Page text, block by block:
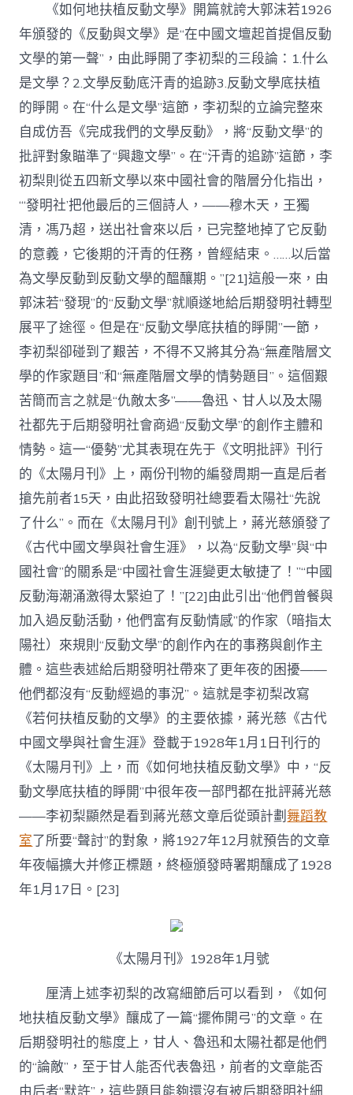
《如何地扶植反動文學》開篇就誇大郭沫若1926
年頒發的《反動與文學》是“在中國文壇起首提倡反動
文學的第一聲”，由此睜開了李初梨的三段論：1.什么
是文學？2.文學反動底汗青的追跡3.反動文學底扶植
的睜開。在“什么是文學”這節，李初梨的立論完整來
自成仿吾《完成我們的文學反動》，將“反動文學”的
批評對象瞄準了“興趣文學”。在“汗青的追跡”這節，李
初梨則從五四新文學以來中國社會的階層分化指出，
“‘發明社’把他最后的三個詩人，——穆木天，王獨
清，馮乃超，送出社會來以后，已完整地掉了它反動
的意義，它後期的汗青的任務，曾經結束。……以后當
為文學反動到反動文學的醞釀期。”[21]這般一來，由
郭沫若“發現”的“反動文學”就順遂地給后期發明社轉型
展平了途徑。但是在“反動文學底扶植的睜開”一節，
李初梨卻碰到了艱苦，不得不又將其分為“無產階層文
學的作家題目”和“無產階層文學的情勢題目”。這個艱
苦簡而言之就是“仇敵太多”——魯迅、甘人以及太陽
社都先于后期發明社會商過“反動文學”的創作主體和
情勢。這一“優勢”尤其表現在先于《文明批評》刊行
的《太陽月刊》上，兩份刊物的編發周期一直是后者
搶先前者15天，由此招致發明社總要看太陽社“先說
了什么”。而在《太陽月刊》創刊號上，蔣光慈頒發了
《古代中國文學與社會生涯》，以為“反動文學”與“中
國社會”的關系是“中國社會生涯變更太敏捷了！”“中國
反動海潮涌激得太緊迫了！”[22]由此引出“他們曾餐與
加入過反動活動，他們富有反動情感”的作家（暗指太
陽社）來規則“反動文學”的創作內在的事務與創作主
體。這些表述給后期發明社帶來了更年夜的困擾——
他們都沒有“反動經過的事況”。這就是李初梨改寫
《若何扶植反動的文學》的主要依據，蔣光慈《古代
中國文學與社會生涯》登載于1928年1月1日刊行的
《太陽月刊》上，而《如何地扶植反動文學》中，“反
動文學底扶植的睜開”中很年夜一部門都在批評蔣光慈
——李初梨顯然是看到蔣光慈文章后從頭計劃舞蹈教
室了所要“聲討”的對象，將1927年12月就預告的文章
年夜幅擴大并修正標題，終極頒發時署期釀成了1928
年1月17日。[23]
《太陽月刊》1928年1月號
厘清上述李初梨的改寫細節后可以看到，《如何
地扶植反動文學》釀成了一篇“擺佈開弓”的文章。在
后期發明社的態度上，甘人、魯迅和太陽社都是他們
的“論敵”，至于甘人能否代表魯迅，前者的文章能否